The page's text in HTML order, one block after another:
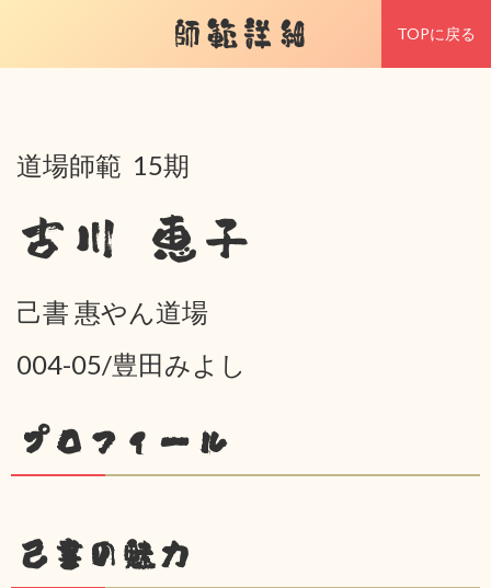
師範詳細 TOPに戻る
道場師範 15期
古川 恵子
己書 惠やん道場
004-05/豊田みよし
プロフィール
己書の魅力